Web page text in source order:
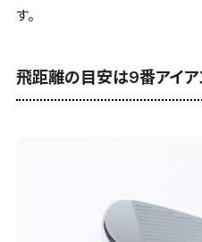
す。
飛距離の目安は9番アイア